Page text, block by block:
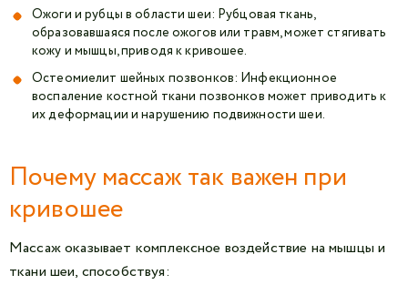
Ожоги и рубцы в области шеи: Рубцовая ткань,
образовавшаяся после ожогов или травм, может стягивать
кожу и мышцы, приводя к кривошее.
Остеомиелит шейных позвонков: Инфекционное
воспаление костной ткани позвонков может приводить к
их деформации и нарушению подвижности шеи.
Почему массаж так важен при
кривошее
Массаж оказывает комплексное воздействие на мышцы и
ткани шеи, способствуя: